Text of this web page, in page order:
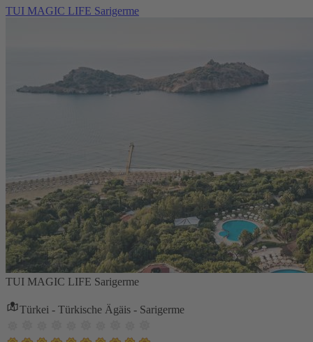
TUI MAGIC LIFE Sarigerme
TUI MAGIC LIFE Sarigerme
Türkei - Türkische Ägäis - Sarigerme